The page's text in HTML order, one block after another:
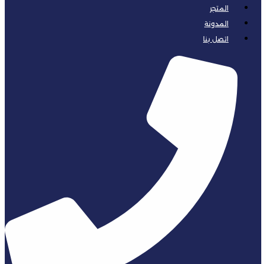
المتجر
المدونة
اتصل بنا